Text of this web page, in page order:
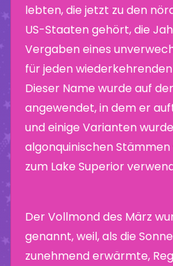
lebten, die jetzt zu den
US-Staaten gehört, die
Vergaben eines
für jeden
Dieser Name wurde auf
angewendet, in dem er
und einige Varianten
algonquinischen Stämmen
zum Lake Superior
Der Vollmond des März
genannt, weil, als die
zunehmend erwärmte,